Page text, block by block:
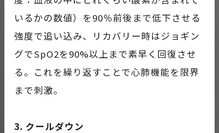
いるかの数値）を90％前後まで低下させる
強度で追い込み、リカバリー時はジョギン
グでSpO2を90%以上まで素早く回復させ
る。これを繰り返すことで心肺機能を限界
まで刺激。
3. クールダウン